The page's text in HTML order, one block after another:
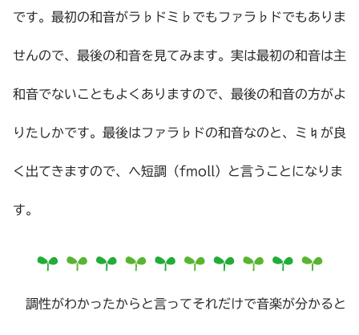
です。最初の和音がラ♭ドミ♭でもファラ♭ドでもありま
せんので、最後の和音を見てみます。実は最初の和音は主
和音でないこともよくありますので、最後の和音の方がよ
りたしかです。最後はファラ♭ドの和音なのと、ミ♮が良
く出てきますので、ヘ短調（fmoll）と言うことになりま
す。
調性がわかったからと言ってそれだけで音楽が分かると